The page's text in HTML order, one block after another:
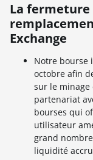
La fermeture
Exchange
Notre bourse
octobre afin
sur le
partenariat
bourses qui
utilisateur
grand
liquidité